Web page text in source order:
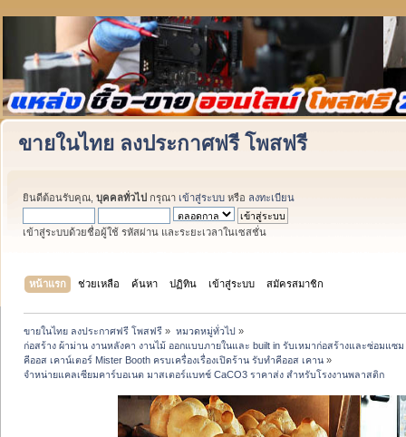
ขายในไทย ลงประกาศฟรี โพสฟรี
ยินดีต้อนรับคุณ, บุคคลทั่วไป กรุณา เข้าสู่ระบบ หรือ ลงทะเบียน
เข้าสู่ระบบด้วยชื่อผู้ใช้ รหัสผ่าน และระยะเวลาในเซสชั่น
หน้าแรก ช่วยเหลือ ค้นหา ปฏิทิน เข้าสู่ระบบ สมัครสมาชิก
ขายในไทย ลงประกาศฟรี โพสฟรี » หมวดหมู่ทั่วไป»
ก่อสร้าง ผ้าม่าน งานหลังคา งานไม้ ออกแบบภายในและ built in รับเหมาก่อสร้างและซ่อมแ
คีออส เคาน์เตอร์ Mister Booth ครบเครื่องเรื่องเปิดร้าน รับทำคีออส เคาน »
จำหน่ายแคลเซียมคาร์บอเนต มาสเตอร์แบทช์ CaCO3 ราคาส่ง สำหรับโรงงานพลาสติก